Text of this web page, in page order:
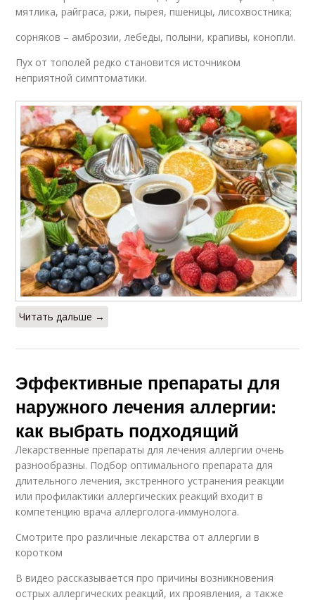
мятлика, райграса, ржи, пырея, пшеницы, лисохвостника;
сорняков – амброзии, лебеды, полыни, крапивы, конопли.
Пух от тополей редко становится источником
неприятной симптоматики.
Читать дальше →
Эффективные препараты для
наружного лечения аллергии:
как выбрать подходящий
Лекарственные препараты для лечения аллергии очень
разнообразны. Подбор оптимального препарата для
длительного лечения, экстренного устранения реакции
или профилактики аллергических реакций входит в
компетенцию врача аллерголога-иммунолога.
Смотрите про различные лекарства от аллергии в
коротком
В видео рассказывается про причины возникновения
острых аллергических реакций, их проявления, а также